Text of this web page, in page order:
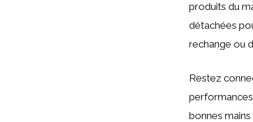
produits du
détachées
rechange ou
Restez
bonnes